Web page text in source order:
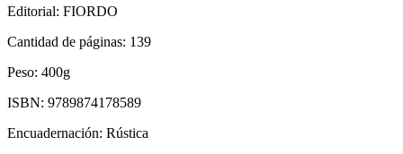
Editorial: FIORDO
Cantidad de páginas: 139
Peso: 400g
ISBN: 9789874178589
Encuadernación: Rústica